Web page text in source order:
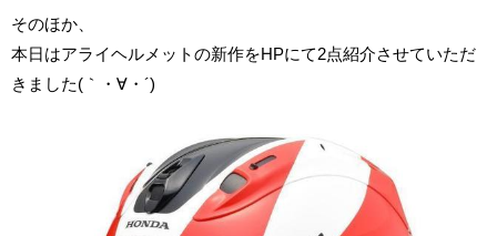
そのほか、
本日はアライヘルメットの新作をHPにて2点紹介させていただ
きました(｀・∀・´)